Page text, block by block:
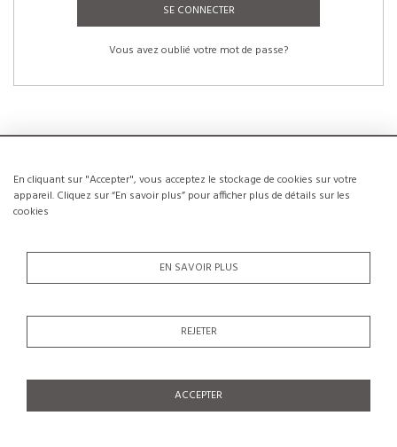
En cliquant sur "Accepter", vous acceptez le stockage de cookies sur votre
appareil. Cliquez sur “En savoir plus” pour afficher plus de détails sur les
cookies
EN SAVOIR PLUS
REJETER
ACCEPTER
SE CONNECTER
Vous avez oublié votre mot de passe?
NOUVEAUX CLIENTS
La création d’un compte a de nombreux avantages: sauvegarder la liste de vos
CRÉER UN COMPTE